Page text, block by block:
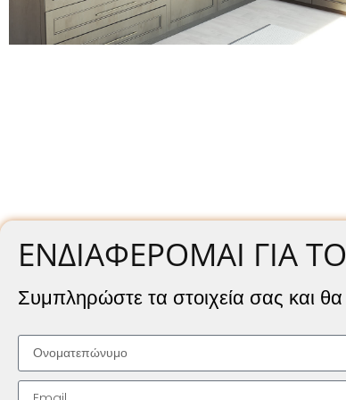
ΕΝΔΙΑΦΈΡΟΜΑΙ ΓΙΑ
Συμπληρώστε τα στοιχεία σας και